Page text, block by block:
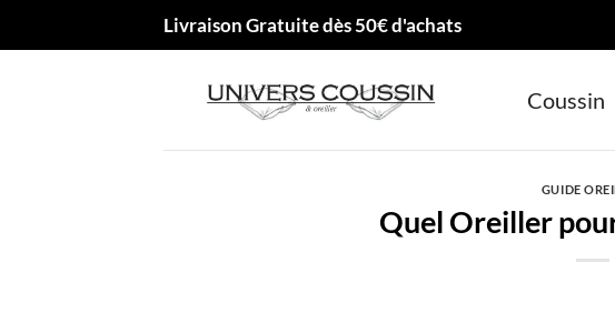
Livraison Gratuite dès 50€ d'achats
Coussin
GUIDE
Quel Oreiller